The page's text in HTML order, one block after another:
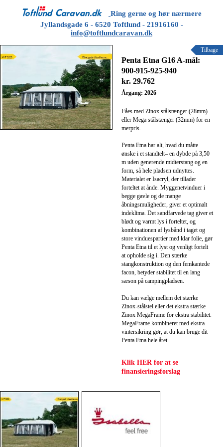
Ring gerne og hør nærmere
Jyllandsgade 6 - 6520 Toftlund - 21916160 -
info@toftlundcaravan.dk
Penta Etna G16 A-mål:
900-915-925-940
kr. 29.762
Årgang: 2026
Fåes med Zinox stålstænger (28mm)
eller Mega stålstænger (32mm) for en
merpris.
Penta Etna har alt, hvad du måtte
ønske i et standtelt– en dybde på 3,50
m uden generende midterstang og en
form, så hele pladsen udnyttes.
Materialet er Isacryl, der tillader
forteltet at ånde. Myggenetvinduer i
begge gavle og de mange
åbningsmuligheder, giver et optimalt
indeklima. Det sandfarvede tag giver et
blødt og varmt lys i forteltet, og
kombinationen af lysbånd i taget og
store vinduespartier med klar folie, gør
Penta Etna til et lyst og venligt fortelt
at opholde sig i. Den stærke
stangkonstruktion og den femkantede
facon, betyder stabilitet til en lang
sæson på campingpladsen.
Du kan vælge mellem det stærke
Zinox-stålstel eller det ekstra stærke
Zinox MegaFrame for ekstra stabilitet.
MegaFrame kombineret med ekstra
vintersikring gør, at du kan bruge dit
Penta Etna hele året.
Klik HER for at se
finansieringsforslag
Tilbage